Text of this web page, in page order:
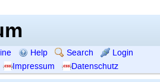
Help Search
Login
Impressum Datenschutz